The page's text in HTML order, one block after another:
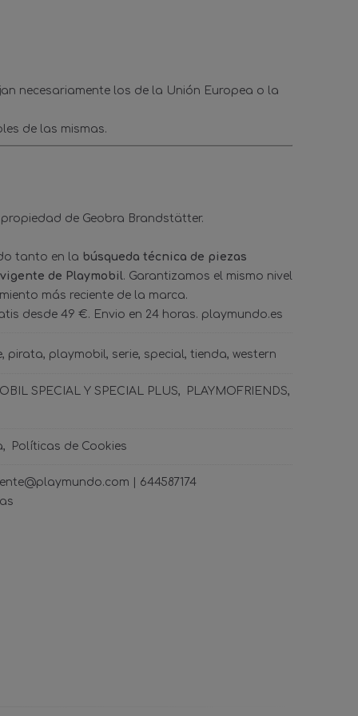
necesariamente los de la Unión Europea o la
de las mismas.
de Geobra Brandstätter.
tanto en la búsqueda técnica de piezas
de Playmobil. Garantizamos el mismo nivel
más reciente de la marca.
desde 49 €. Envio en 24 horas. playmundo.es
pirata playmobil serie special tienda western
SPECIAL Y SPECIAL PLUS
PLAYMOFRIENDS
Políticas de Cookies
| 644587174